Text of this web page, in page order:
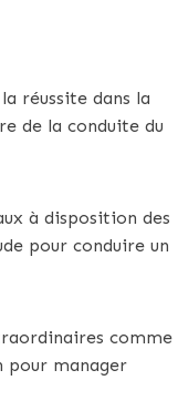
réussite dans la
de la conduite du
à disposition des
pour conduire un
comme
pour manager